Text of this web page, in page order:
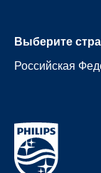
Выберите
Российская